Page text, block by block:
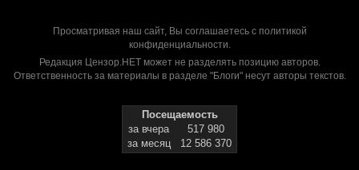
Просматривая наш сайт, Вы соглашаетесь с политикой
конфиденциальности.
Редакция Цензор.НЕТ может не разделять позицию авторов.
Ответственность за материалы в разделе "Блоги" несут авторы текстов.
Посещаемость
за вчера
517 980
за месяц
12 586 370